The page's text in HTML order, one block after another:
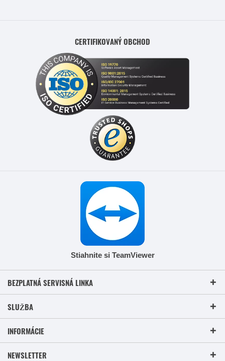
CERTIFIKOVANÝ OBCHOD
Stiahnite si TeamViewer
BEZPLATNÁ SERVISNÁ LINKA
SLUŽBA
INFORMÁCIE
NEWSLETTER